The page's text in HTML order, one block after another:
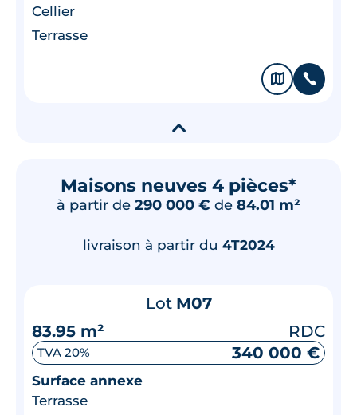
Cellier
Terrasse
🗞 📞
▾
Maisons neuves 4 pièces*
à partir de 290 000 € de 84.01 m²
livraison à partir du 4T2024
Lot M07
83.95 m²
RDC
TVA 20% 340 000 €
Surface annexe
Terrasse